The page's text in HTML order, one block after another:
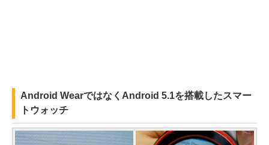
Android WearではなくAndroid 5.1を搭載したスマー
トウォッチ